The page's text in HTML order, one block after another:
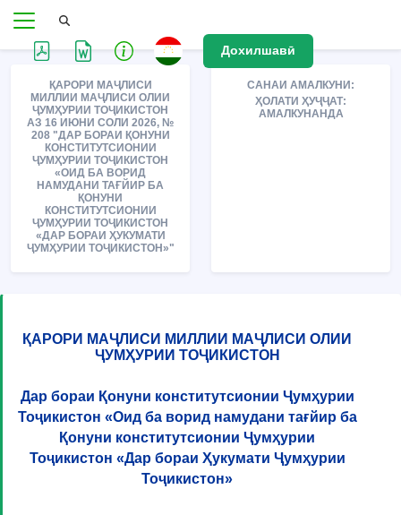
Дохилшавӣ
ҚАРОРИ МАҶЛИСИ
МИЛЛИИ МАҶЛИСИ ОЛИИ
ҶУМҲУРИИ ТОҶИКИСТОН
АЗ 16 ИЮНИ СОЛИ 2026, №
208 "ДАР БОРАИ ҚОНУНИ
КОНСТИТУТСИОНИИ
ҶУМҲУРИИ ТОҶИКИСТОН
«ОИД БА ВОРИД
НАМУДАНИ ТАҒЙИР БА
ҚОНУНИ
КОНСТИТУТСИОНИИ
ҶУМҲУРИИ ТОҶИКИСТОН
«ДАР БОРАИ ҲУКУМАТИ
ҶУМҲУРИИ ТОҶИКИСТОН»"
САНАИ АМАЛКУНИ:
ҲОЛАТИ ҲУҶҶАТ:
АМАЛКУНАНДА
ҚАРОРИ МАҶЛИСИ МИЛЛИИ МАҶЛИСИ ОЛИИ
ҶУМҲУРИИ ТОҶИКИСТОН
Дар бораи Қонуни конститутсионии Ҷумҳурии
Тоҷикистон «Оид ба ворид намудани тағйир ба
Қонуни конститутсионии Ҷумҳурии
Тоҷикистон «Дар бораи Ҳукумати Ҷумҳурии
Тоҷикистон»